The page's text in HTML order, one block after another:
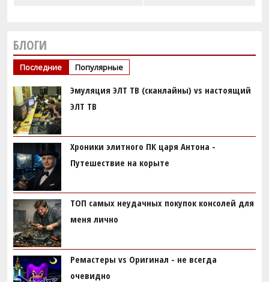
БЛОГИ
Последние Популярные
Эмуляция ЭЛТ ТВ (сканлайны) vs настоящий
ЭЛТ ТВ
Хроники элитного ПК царя Антона -
Путешествие на корыте
ТОП самых неудачных покупок консолей для
меня лично
Ремастеры vs Оригинал - не всегда
очевидно